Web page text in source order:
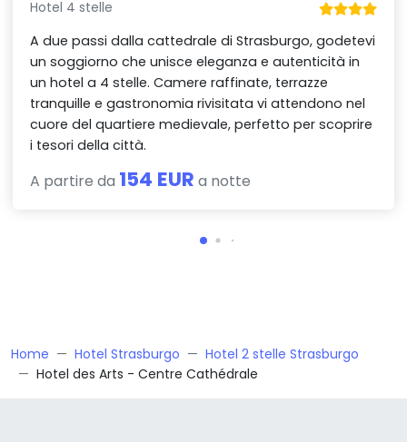
Hotel 4 stelle
A due passi dalla cattedrale di Strasburgo, godetevi
un soggiorno che unisce eleganza e autenticità in
un hotel a 4 stelle. Camere raffinate, terrazze
tranquille e gastronomia rivisitata vi attendono nel
cuore del quartiere medievale, perfetto per scoprire
i tesori della città.
A partire da 154 EUR a notte
Home Hotel Strasburgo
Hotel 2 stelle Strasburgo
Hotel des Arts - Centre Cathédrale